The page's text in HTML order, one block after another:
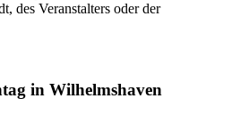
des Veranstalters oder der
in Wilhelmshaven